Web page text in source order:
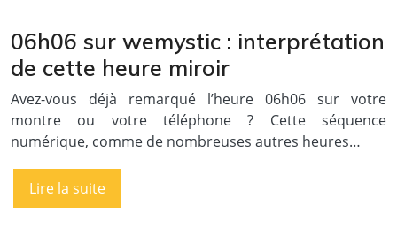
06h06 sur wemystic : interprétation
de cette heure miroir
Avez-vous déjà remarqué l’heure 06h06 sur votre
montre ou votre téléphone ? Cette séquence
numérique, comme de nombreuses autres heures…
Lire la suite